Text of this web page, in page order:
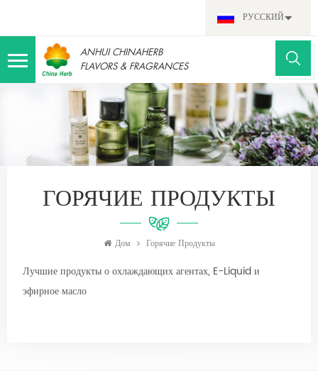
РУССКИЙ
ANHUI CHINAHERB
FLAVORS & FRAGRANCES
ГОРЯЧИЕ ПРОДУКТЫ
Дом Горячие Продукты
Лучшие продукты о охлаждающих агентах, E-Liquid и
эфирное масло